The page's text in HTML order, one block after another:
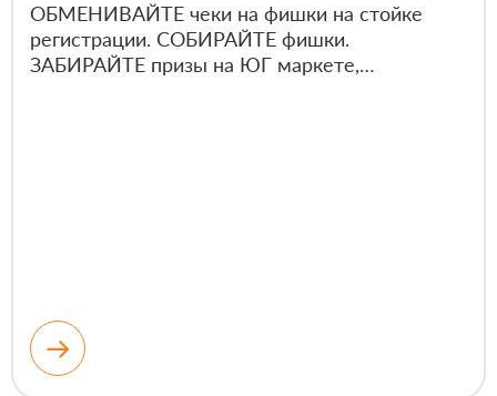
ОБМЕНИВАЙТЕ чеки на фишки на стойке
регистрации. СОБИРАЙТЕ фишки.
ЗАБИРАЙТЕ призы на ЮГ маркете,